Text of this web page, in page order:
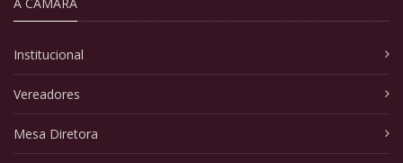
Institucional
Vereadores
Mesa Diretora